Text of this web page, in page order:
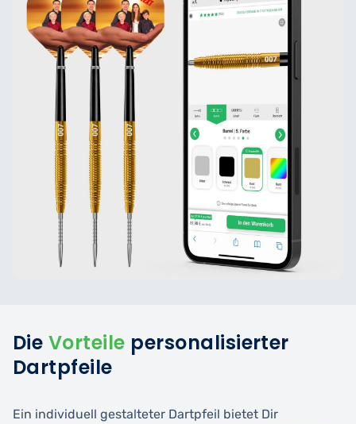
Die Vorteile personalisierter
Dartpfeile
Ein individuell gestalteter Dartpfeil bietet Dir